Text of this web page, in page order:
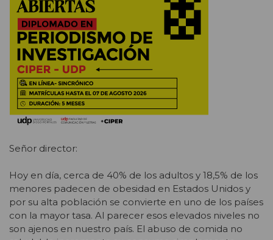
Señor director:
Hoy en día, cerca de 40% de los adultos y 18,5% de los
menores padecen de obesidad en Estados Unidos y
por su alta población se convierte en uno de los países
con la mayor tasa. Al parecer esos elevados niveles no
son ajenos en nuestro país. El abuso de comida no